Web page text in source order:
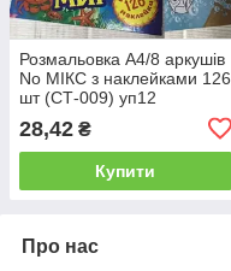
Розмальовка А4/8 аркушів
No МІКС з наклейками 126
шт (СТ-009) уп12
28,42 ₴
Купити
Про нас